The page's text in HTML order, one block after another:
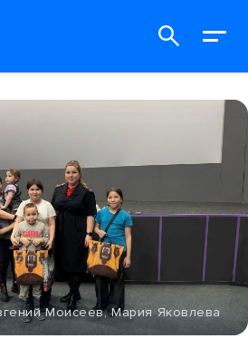
Моисеев, Мария Яковлева